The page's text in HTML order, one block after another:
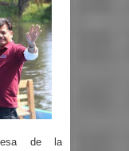
de la